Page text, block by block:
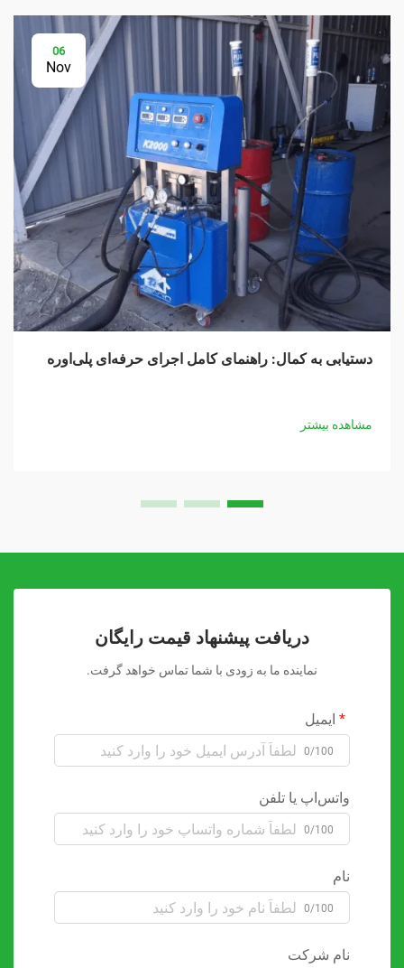
06
Nov
دستیابی به کمال: راهنمای کامل اجرای حرفه‌ای پلی‌اوره
مشاهده بیشتر
دریافت پیشنهاد قیمت رایگان
نماینده ما به زودی با شما تماس خواهد گرفت.
ایمیل
0/100
واتس‌اپ یا تلفن
0/100
نام
0/100
نام شرکت